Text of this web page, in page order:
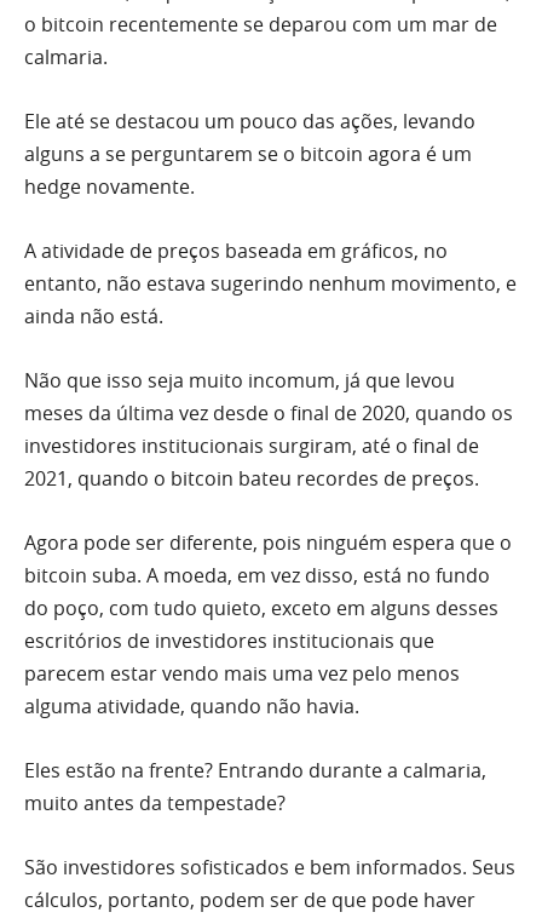
o bitcoin recentemente se deparou com um mar de
calmaria.
Ele até se destacou um pouco das ações, levando
alguns a se perguntarem se o bitcoin agora é um
hedge novamente.
A atividade de preços baseada em gráficos, no
entanto, não estava sugerindo nenhum movimento, e
ainda não está.
Não que isso seja muito incomum, já que levou
meses da última vez desde o final de 2020, quando os
investidores institucionais surgiram, até o final de
2021, quando o bitcoin bateu recordes de preços.
Agora pode ser diferente, pois ninguém espera que o
bitcoin suba. A moeda, em vez disso, está no fundo
do poço, com tudo quieto, exceto em alguns desses
escritórios de investidores institucionais que
parecem estar vendo mais uma vez pelo menos
alguma atividade, quando não havia.
Eles estão na frente? Entrando durante a calmaria,
muito antes da tempestade?
São investidores sofisticados e bem informados. Seus
cálculos, portanto, podem ser de que pode haver